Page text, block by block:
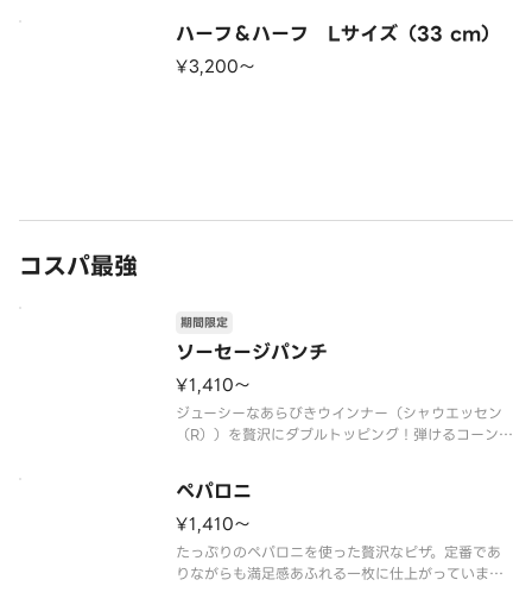
ハーフ＆ハーフ Lサイズ（33 cm）
¥3,200〜
コスパ最強
ソーセージパンチ
期間限定
¥1,410〜
ジューシーなあらびきウインナー（シャウエッセン
（R））を贅沢にダブルトッピング！弾けるコーンの
群、満足感たっぷりの一枚です。
ダブルあらびきウインナー、コ－ン、オニオン、プ
レミアムチーズブレンド、バーべキューソース
ペパロニ
¥1,410〜
たっぷりのペパロニを使った贅沢なピザ。定番であ
りながらも満足感あふれる一枚に仕上がっていま